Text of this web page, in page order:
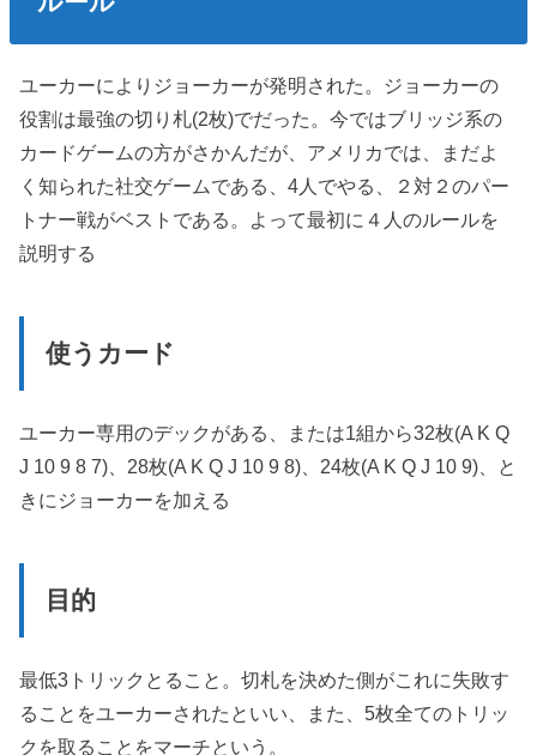
ユーカーによりジョーカーが発明された。ジョーカーの
役割は最強の切り札(2枚)でだった。今ではブリッジ系の
カードゲームの方がさかんだが、アメリカでは、まだよ
く知られた社交ゲームである、4人でやる、２対２のパー
トナー戦がベストである。よって最初に４人のルールを
説明する
使うカード
ユーカー専用のデックがある、または1組から32枚(A K Q
J 10 9 8 7)、28枚(A K Q J 10 9 8)、24枚(A K Q J 10 9)、と
きにジョーカーを加える
目的
最低3トリックとること。切札を決めた側がこれに失敗す
ることをユーカーされたといい、また、5枚全てのトリッ
クを取ることをマーチという。